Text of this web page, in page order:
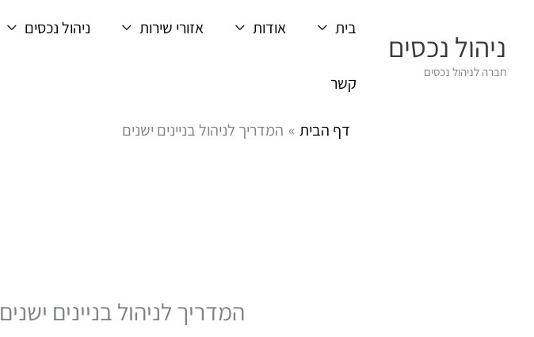
ניהול נכסים
חברה לניהול נכסים
בית אודות אזורי שירות ניהול נכסים
קשר
דף הבית המדריך לניהול בניינים ישנים
המדריך לניהול בניינים ישנים